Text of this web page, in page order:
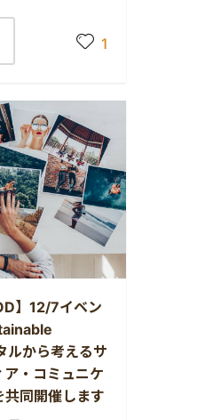
1
】12/7イベン
ルから考えるサ
・コミュニケ
共同開催します